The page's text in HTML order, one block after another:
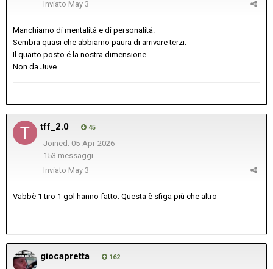
Inviato May 3
Manchiamo di mentalitá e di personalitá.
Sembra quasi che abbiamo paura di arrivare terzi.
Il quarto posto é la nostra dimensione.
Non da Juve.
tff_2.0 45
Joined: 05-Apr-2026
153 messaggi
Inviato May 3
Vabbè 1 tiro 1 gol hanno fatto. Questa è sfiga più che altro
giocapretta 162